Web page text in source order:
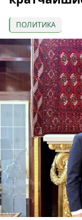
ПОЛИТИКА